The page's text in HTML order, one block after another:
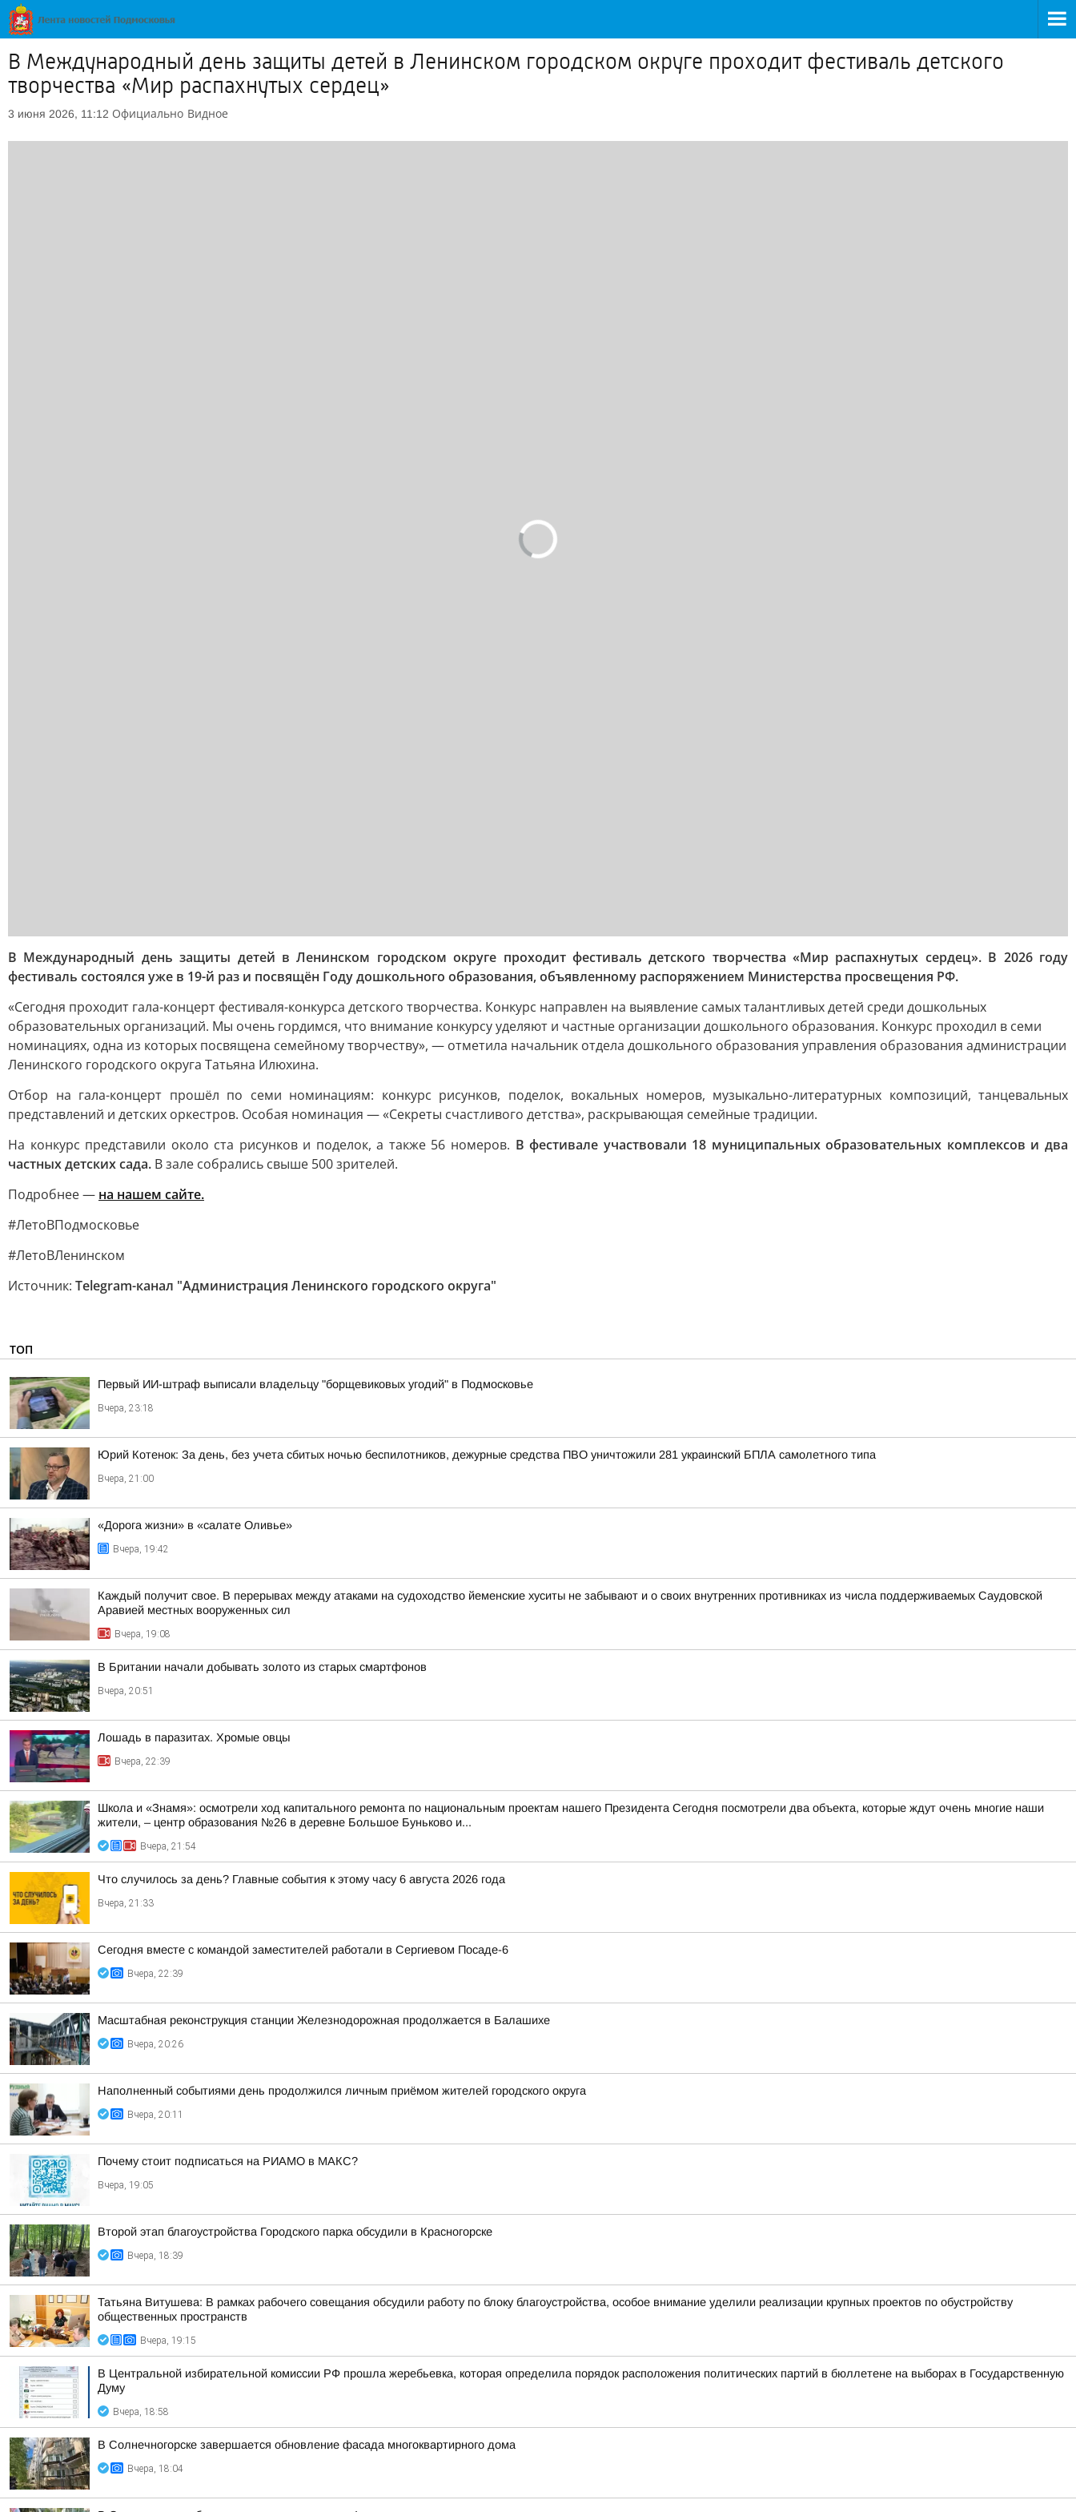
В Международный день защиты детей в Ленинском городском округе проходит фестиваль детского
творчества «Мир распахнутых сердец»
3 июня 2026, 11:12 Официально Видное
В Международный день защиты детей в Ленинском городском округе проходит фестиваль детского творчества «Мир распахнутых сердец». В 2026 году
фестиваль состоялся уже в 19-й раз и посвящён Году дошкольного образования, объявленному распоряжением Министерства просвещения РФ.
«Сегодня проходит гала-концерт фестиваля-конкурса детского творчества. Конкурс направлен на выявление самых талантливых детей среди дошкольных
образовательных организаций. Мы очень гордимся, что внимание конкурсу уделяют и частные организации дошкольного образования. Конкурс проходил в семи
номинациях, одна из которых посвящена семейному творчеству», — отметила начальник отдела дошкольного образования управления образования администрации
Ленинского городского округа Татьяна Илюхина.
Отбор на гала-концерт прошёл по семи номинациям: конкурс рисунков, поделок, вокальных номеров, музыкально-литературных композиций, танцевальных
представлений и детских оркестров. Особая номинация — «Секреты счастливого детства», раскрывающая семейные традиции.
На конкурс представили около ста рисунков и поделок, а также 56 номеров. В фестивале участвовали 18 муниципальных образовательных комплексов и два
частных детских сада. В зале собрались свыше 500 зрителей.
Подробнее — на нашем сайте.
#ЛетоВПодмосковье
#ЛетоВЛенинском
Источник: Telegram-канал "Администрация Ленинского городского округа"
ТОП
Первый ИИ-штраф выписали владельцу "борщевиковых угодий" в Подмосковье
Вчера, 23:18
Юрий Котенок: За день, без учета сбитых ночью беспилотников, дежурные средства ПВО уничтожили 281 украинский БПЛА самолетного типа
Вчера, 21:00
«Дорога жизни» в «салате Оливье»
Вчера, 19:42
Каждый получит свое. В перерывах между атаками на судоходство йеменские хуситы не забывают и о своих внутренних противниках из числа поддерживаемых Саудовской
Аравией местных вооруженных сил
Вчера, 19:08
В Британии начали добывать золото из старых смартфонов
Вчера, 20:51
Лошадь в паразитах. Хромые овцы
Вчера, 22:39
Школа и «Знамя»: осмотрели ход капитального ремонта по национальным проектам нашего Президента Сегодня посмотрели два объекта, которые ждут очень многие наши
жители, – центр образования №26 в деревне Большое Буньково и...
Вчера, 21:54
Что случилось за день? Главные события к этому часу 6 августа 2026 года
Вчера, 21:33
Сегодня вместе с командой заместителей работали в Сергиевом Посаде-6
Вчера, 22:39
Масштабная реконструкция станции Железнодорожная продолжается в Балашихе
Вчера, 20:26
Наполненный событиями день продолжился личным приёмом жителей городского округа
Вчера, 20:11
Почему стоит подписаться на РИАМО в МАКС?
Вчера, 19:05
Второй этап благоустройства Городского парка обсудили в Красногорске
Вчера, 18:39
Татьяна Витушева: В рамках рабочего совещания обсудили работу по блоку благоустройства, особое внимание уделили реализации крупных проектов по обустройству
общественных пространств
Вчера, 19:15
В Центральной избирательной комиссии РФ прошла жеребьевка, которая определила порядок расположения политических партий в бюллетене на выборах в Государственную
Думу
Вчера, 18:58
В Солнечногорске завершается обновление фасада многоквартирного дома
Вчера, 18:04